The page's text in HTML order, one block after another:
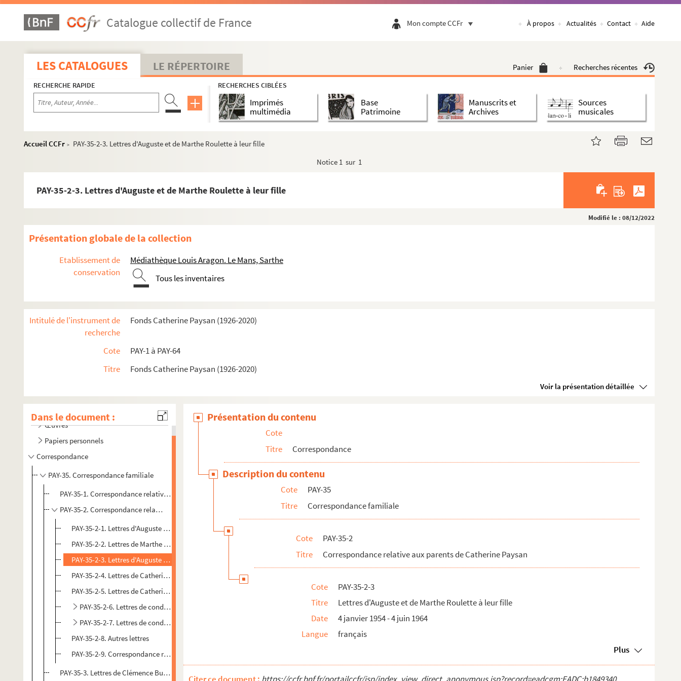
Catalogue collectif de France Mon compte CCFr À propos Actualités Contact Aide
LES CATALOGUES LE RÉPERTOIRE Panier Recherches récentes
RECHERCHE RAPIDE RECHERCHES CIBLÉES
Imprimés
multimédia
Base
Patrimoine
Manuscrits et
Archives
Sources
musicales
Accueil CCFr >
PAY-35-2-3. Lettres d'Auguste et de Marthe Roulette à leur fille
Notice 1 sur 1
PAY-35-2-3. Lettres d'Auguste et de Marthe Roulette à leur fille
Modifié le : 08/12/2022
Présentation globale de la collection
Etablissement de
conservation
Médiathèque Louis Aragon. Le Mans, Sarthe
Tous les inventaires
Intitulé de l'instrument de
recherche
Fonds Catherine Paysan (1926-2020)
Cote
PAY-1 à PAY-64
Titre
Fonds Catherine Paysan (1926-2020)
Voir la présentation détaillée
Dans le document :
Œuvres
Papiers personnels
Correspondance
PAY-35. Correspondance familiale
PAY-35-1. Correspondance relative à Georges Brossier
PAY-35-2. Correspondance relative aux parents de Catherine Paysan
PAY-35-2-1. Lettres d'Auguste Roulette à Marthe Taureau
PAY-35-2-2. Lettres de Marthe Taureau à Auguste Roulette
PAY-35-2-3. Lettres d'Auguste et de Marthe Roulette à leur fille
PAY-35-2-4. Lettres de Catherine Paysan à sa mère
PAY-35-2-5. Lettres de Catherine Paysan à son père
PAY-35-2-6. Lettres de condoléances reçues par Auguste Roulette et Catherine Paysan à la mort de Marthe Roulette
PAY-35-2-7. Lettres de condoléances reçues par Catherine Paysan à la mort de son père
PAY-35-2-8. Autres lettres
PAY-35-2-9. Correspondance relative aux Thiefine
PAY-35-3. Lettres de Clémence Busson
Présentation du contenu
Cote
Titre
Correspondance
Description du contenu
Cote
PAY-35
Titre
Correspondance familiale
Cote
PAY-35-2
Titre
Correspondance relative aux parents de Catherine Paysan
Cote
PAY-35-2-3
Titre
Lettres d'Auguste et de Marthe Roulette à leur fille
Date
4 janvier 1954 - 4 juin 1964
Langue
français
Plus